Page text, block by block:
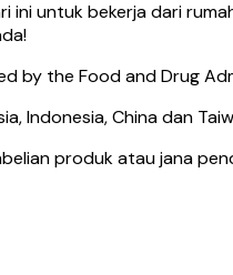
ini untuk bekerja dari
by the Food and Drug
Indonesia, China dan
produk atau jana